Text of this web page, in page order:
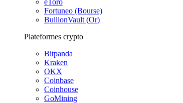
eToro
Fortuneo (Bourse)
BullionVault (Or)
Plateformes crypto
Bitpanda
Kraken
OKX
Coinbase
Coinhouse
GoMining